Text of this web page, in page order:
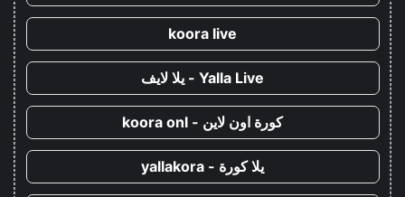
koora live
Yalla Live - يلا لايف
كورة اون لاين - koora onl
يلا كورة - yallakora